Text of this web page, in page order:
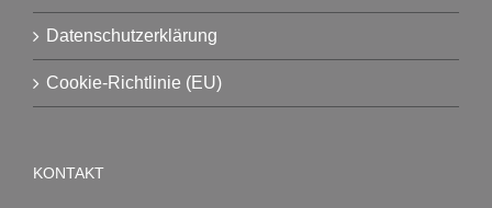
Datenschutzerklärung
Cookie-Richtlinie (EU)
KONTAKT